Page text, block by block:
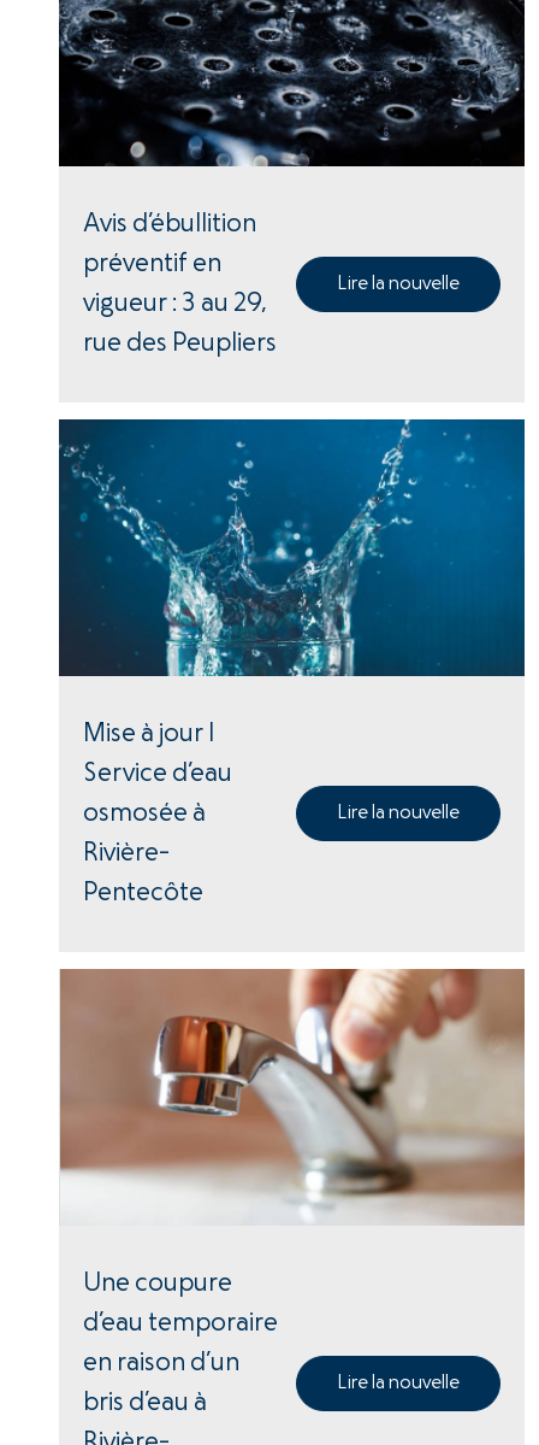
Avis d’ébullition
préventif en
vigueur : 3 au 29,
rue des Peupliers
Lire la nouvelle
Mise à jour |
Service d’eau
osmosée à
Rivière-
Pentecôte
Lire la nouvelle
Une coupure
d’eau temporaire
en raison d’un
bris d’eau à
Lire la nouvelle